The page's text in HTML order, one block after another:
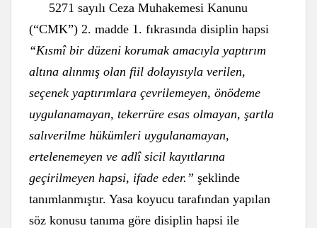
5271 sayılı Ceza Muhakemesi Kanunu
(“CMK”) 2. madde 1. fıkrasında disiplin hapsi
“Kısmî bir düzeni korumak amacıyla yaptırım
altına alınmış olan fiil dolayısıyla verilen,
seçenek yaptırımlara çevrilemeyen, önödeme
uygulanamayan, tekerrüre esas olmayan, şartla
salıverilme hükümleri uygulanamayan,
ertelenemeyen ve adlî sicil kayıtlarına
geçirilmeyen hapsi, ifade eder.” şeklinde
tanımlanmıştır. Yasa koyucu tarafından yapılan
söz konusu tanıma göre disiplin hapsi ile